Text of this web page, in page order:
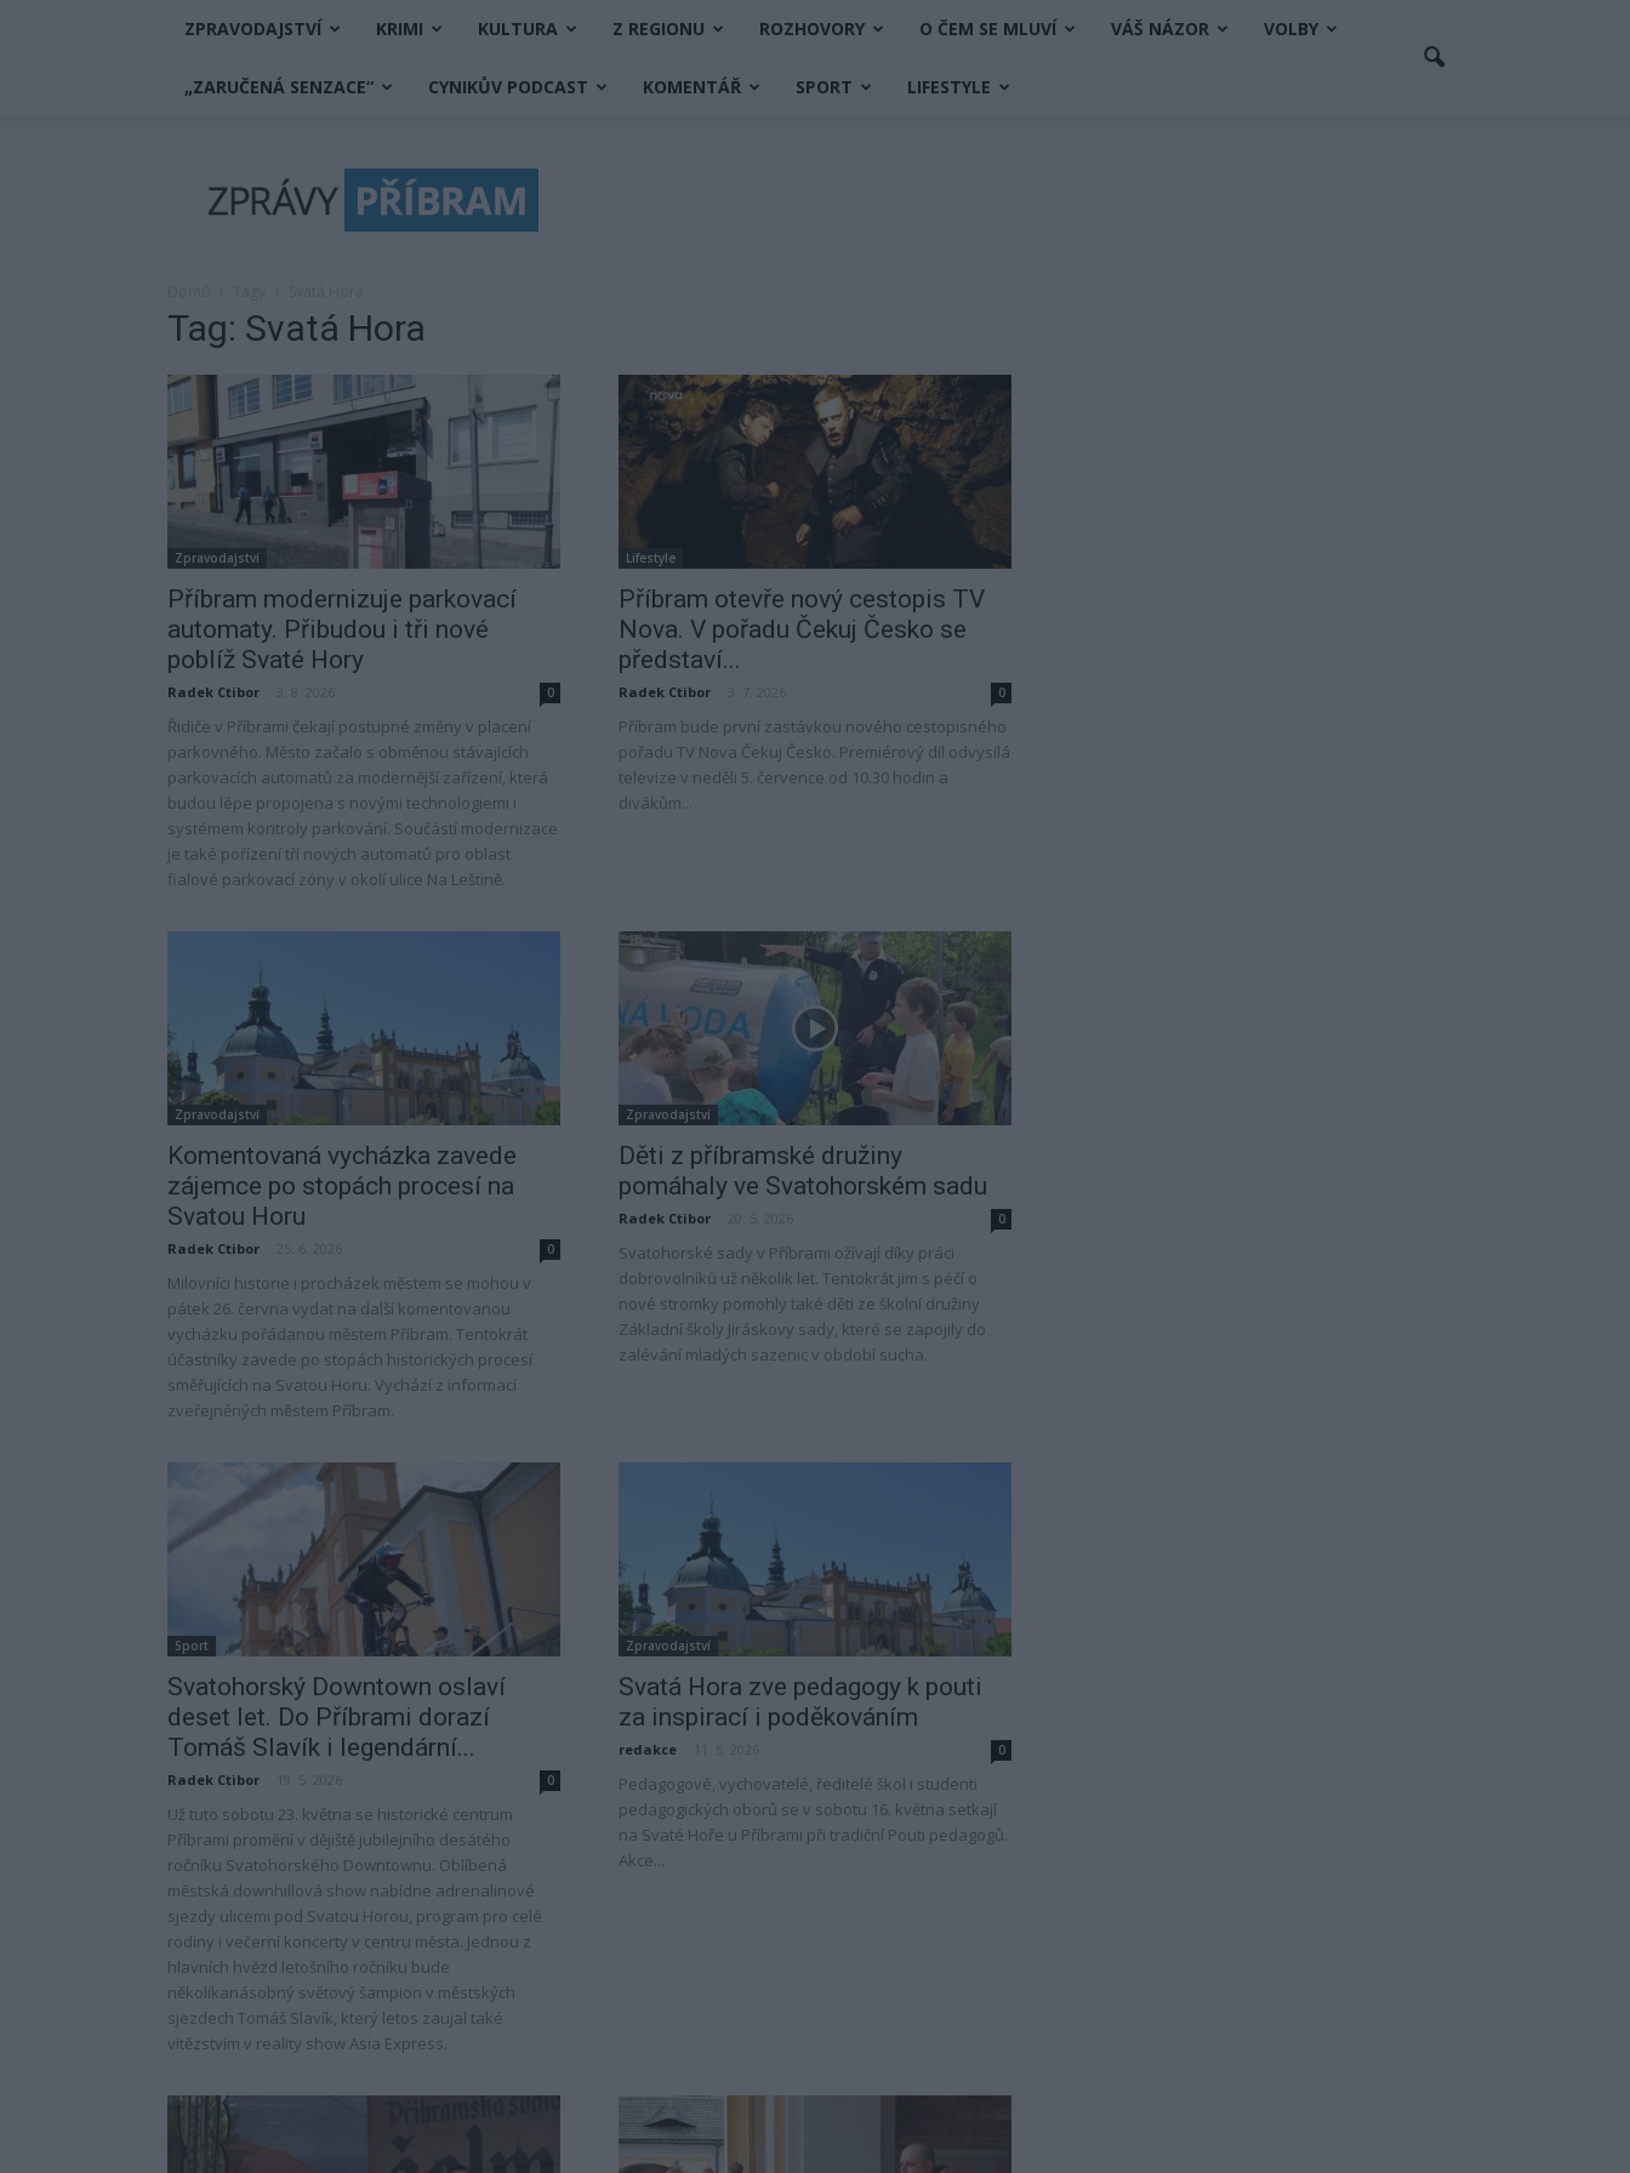
ZPRAVODAJSTVÍ KRIMI KULTURA Z REGIONU ROZHOVORY O ČEM SE MLUVÍ VÁŠ NÁZOR VOLBY
„ZARUČENÁ SENZACE“ CYNIKŮV PODCAST KOMENTÁŘ SPORT LIFESTYLE
Příbram
Tag: Svatá Hora
Zpravodajství
Příbram modernizuje parkovací
automaty. Přibudou i tři nové
poblíž Svaté Hory
Radek Ctibor 0
Řidiče v Příbrami čekají postupné změny v placení
parkovného. Město začalo s obměnou stávajících
parkovacích automatů za modernější zařízení, která
budou lépe propojena s novými technologiemi i
systémem kontroly parkování. Součástí modernizace
je také pořízení tří nových automatů pro oblast
fialové parkovací zóny v okolí ulice Na Leštině.
Lifestyle
Příbram otevře nový cestopis TV
Nova. V pořadu Čekuj Česko se
představí...
Radek Ctibor 0
Příbram bude první zastávkou nového cestopisného
pořadu TV Nova Čekuj Česko. Premiérový díl odvysílá
televize v neděli 5. července od 10.30 hodin a
divákům...
Zpravodajství
Komentovaná vycházka zavede
zájemce po stopách procesí na
Svatou Horu
Radek Ctibor 0
Milovníci historie i procházek městem se mohou v
pátek 26. června vydat na další komentovanou
vycházku pořádanou městem Příbram. Tentokrát
účastníky zavede po stopách historických procesí
směřujících na Svatou Horu. Vychází z informací
zveřejněných městem Příbram.
Zpravodajství
Děti z příbramské družiny
pomáhaly ve Svatohorském sadu
Radek Ctibor 0
Svatohorské sady v Příbrami ožívají díky práci
dobrovolníků už několik let. Tentokrát jim s péčí o
nové stromky pomohly také děti ze školní družiny
Základní školy Jiráskovy sady, které se zapojily do
zalévání mladých sazenic v období sucha.
Sport
Svatohorský Downtown oslaví
deset let. Do Příbrami dorazí
Tomáš Slavík i legendární...
Radek Ctibor 0
Už tuto sobotu 23. května se historické centrum
Příbrami promění v dějiště jubilejního desátého
ročníku Svatohorského Downtownu. Oblíbená
městská downhillová show nabídne adrenalinové
sjezdy ulicemi pod Svatou Horou, program pro celé
rodiny i večerní koncerty v centru města. Jednou z
hlavních hvězd letošního ročníku bude
několikanásobný světový šampion v městských
sjezdech Tomáš Slavík, který letos zaujal také
vítězstvím v reality show Asia Express.
Zpravodajství
Svatá Hora zve pedagogy k pouti
za inspirací i poděkováním
redakce 0
Pedagogové, vychovatelé, ředitelé škol i studenti
pedagogických oborů se v sobotu 16. května setkají
na Svaté Hoře u Příbrami při tradiční Pouti pedagogů.
Akce...